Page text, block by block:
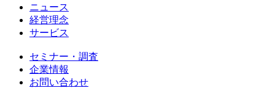
ニュース
経営理念
サービス
セミナー・調査
企業情報
お問い合わせ